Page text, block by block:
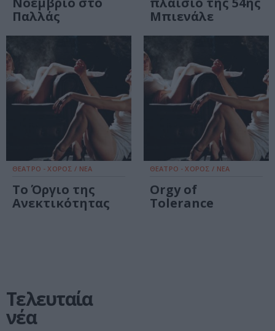
Παλλάς
Μπιενάλε
ΘΕΑΤΡΟ - ΧΟΡΟΣ / ΝΕΑ
Το Όργιο της
Ανεκτικότητας
ΘΕΑΤΡΟ - ΧΟΡΟΣ / ΝΕΑ
Orgy of
Tolerance
Τελευταία
νέα